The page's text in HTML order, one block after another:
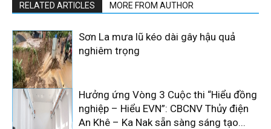
RELATED ARTICLES MORE FROM AUTHOR
Sơn La mưa lũ kéo dài gây hậu quả
nghiêm trọng
Hưởng ứng Vòng 3 Cuộc thi “Hiểu đồng
nghiệp – Hiểu EVN”: CBCNV Thủy điện
An Khê – Ka Nak sẵn sàng sáng tạo...